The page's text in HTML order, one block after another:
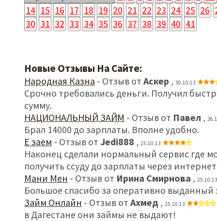
14 15 16 17 18 19 20 21 22 23 24 25 26
30 31 32 33 34 35 36 37 38 39 40 41
Новые Отзывы На Сайте:
Народная Казна - Отзыв от Аскер , 30.10.13
Срочно требовались деньги. Получил
сумму.
НАЦИОНАЛЬНЫЙ ЗАЙМ - Отзыв от Павел ,
Брал 14000 до зарплаты. Вполне удобно.
Е заем - Отзыв от Jedi888 , 25.10.13
Наконец сделали нормальный сервис где
получить ссуду до зарплаты через
Мани Мен - Отзыв от Ирина Смирнова , 25.10.13
Большое спасибо за оперативно выданный
Займ Онлайн - Отзыв от Ахмед , 25.10.13
в Дагестане они займы не выдают!